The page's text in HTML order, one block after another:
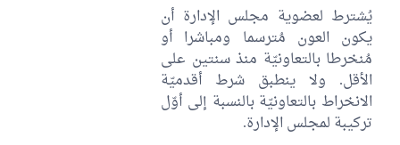
يُشترط لعضوية مجلس الإدارة أن
يكون العون مُترسما ومباشرا أو
مُنخرطا بالتعاونيّة منذ سنتين على
الأقل. ولا ينطبق شرط أقدميّة
الانخراط بالتعاونيّة بالنسبة إلى أوّل
تركيبة لمجلس الإدارة.